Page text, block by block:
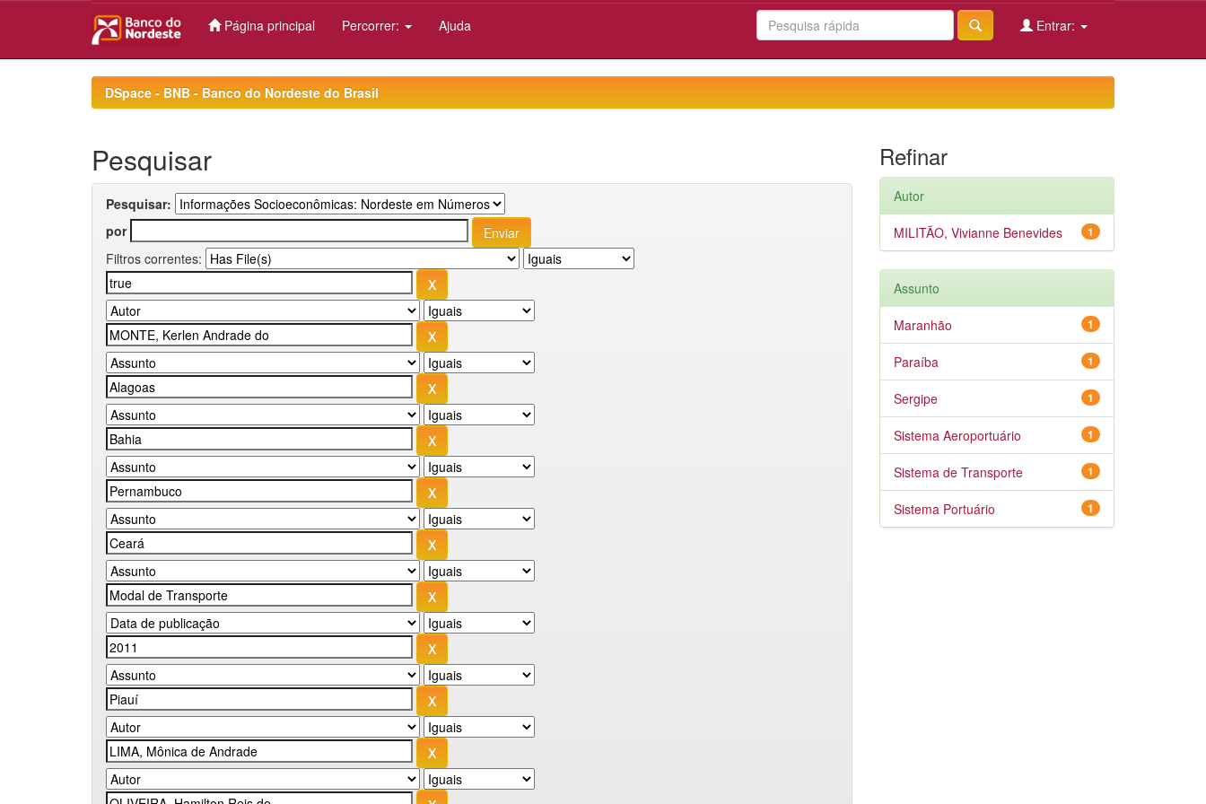
Página principal Percorrer: Ajuda Entrar:
DSpace - BNB - Banco do Nordeste do Brasil
Pesquisar
Pesquisar:
por
Filtros correntes:
Refinar
Autor
1
MILITÃO, Vivianne Benevides
Assunto
1
Maranhão
1
Paraíba
1
Sergipe
1
Sistema Aeroportuário
1
Sistema de Transporte
1
Sistema Portuário